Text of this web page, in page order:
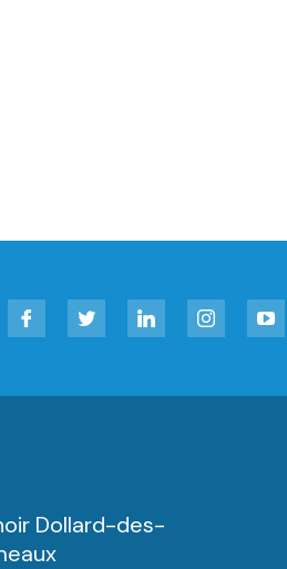
Facebook Twitter LinkedIn Instagram
Dollard-des-